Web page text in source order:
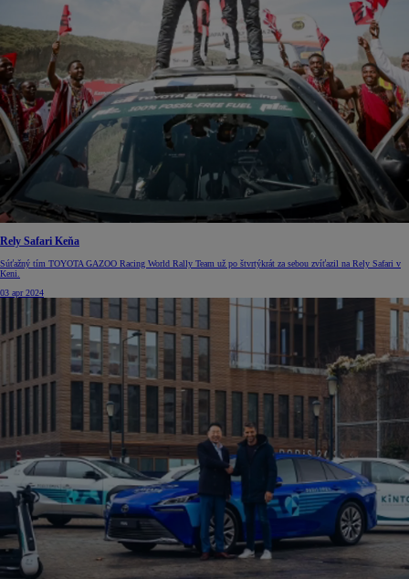
Rely Safari Keňa
Súťažný tím TOYOTA GAZOO Racing World Rally Team už po štvrtýkrát za sebou zvíťazil na Rely Safari v
Keni.
03 apr 2024